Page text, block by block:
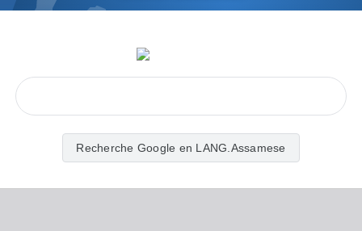
Recherche Google en LANG.Assamese